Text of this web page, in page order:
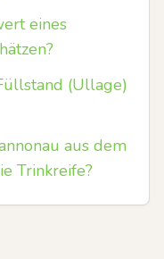
eines
(Ullage)
aus dem
Trinkreife?